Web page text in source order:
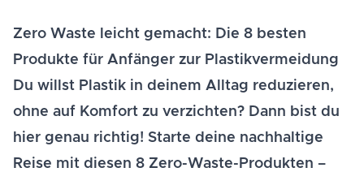
Zero Waste leicht gemacht: Die 8 besten
Produkte für Anfänger zur Plastikvermeidung
Du willst Plastik in deinem Alltag reduzieren,
ohne auf Komfort zu verzichten? Dann bist du
hier genau richtig! Starte deine nachhaltige
Reise mit diesen 8 Zero-Waste-Produkten –